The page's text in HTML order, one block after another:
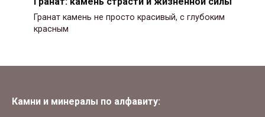
Гранат камень не просто красивый, с глубоким
красным
Камни и минералы по алфавиту: